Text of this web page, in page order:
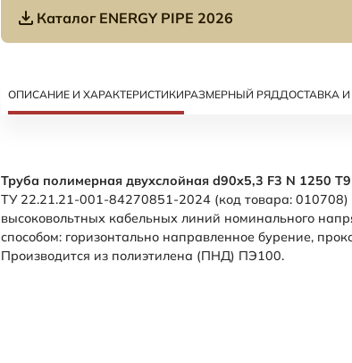
Каталог ENERGY PIPE 2026
ОПИСАНИЕ И ХАРАКТЕРИСТИКИРАЗМЕРНЫЙ РЯДДОСТАВКА
Труба полимерная двухслойная d90x5,3 F3 N 1250
ТУ 22.21.21-001-84270851-2024 (код товара:
высоковольтных кабельных линий номинального
способом: горизонтально направленное бурение,
Производится из полиэтилена (ПНД) ПЭ100.